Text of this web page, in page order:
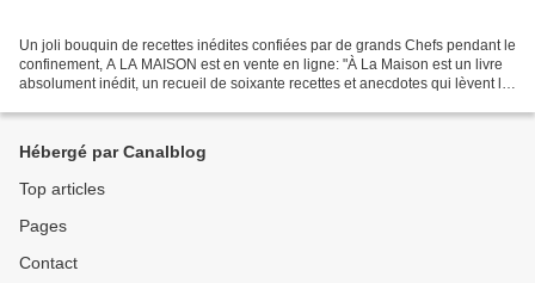
Un joli bouquin de recettes inédites confiées par de grands Chefs pendant le
confinement, A LA MAISON est en vente en ligne: "À La Maison est un livre
absolument inédit, un recueil de soixante recettes et anecdotes qui lèvent le
Hébergé par Canalblog
Top articles
Pages
Contact